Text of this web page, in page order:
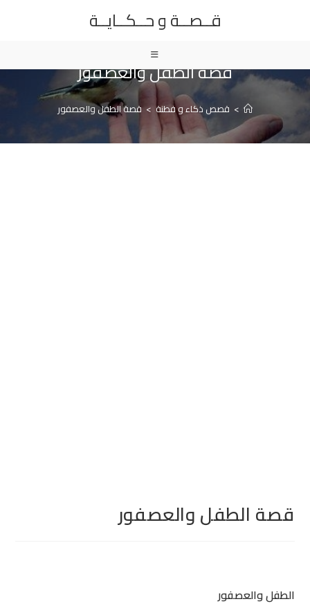
قــصــة و حــكــايــة
قصة الطفل والعصفور
> قصص ذكاء و فطنة > قصة الطفل والعصفور
قصة الطفل والعصفور
الطفل والعصفور